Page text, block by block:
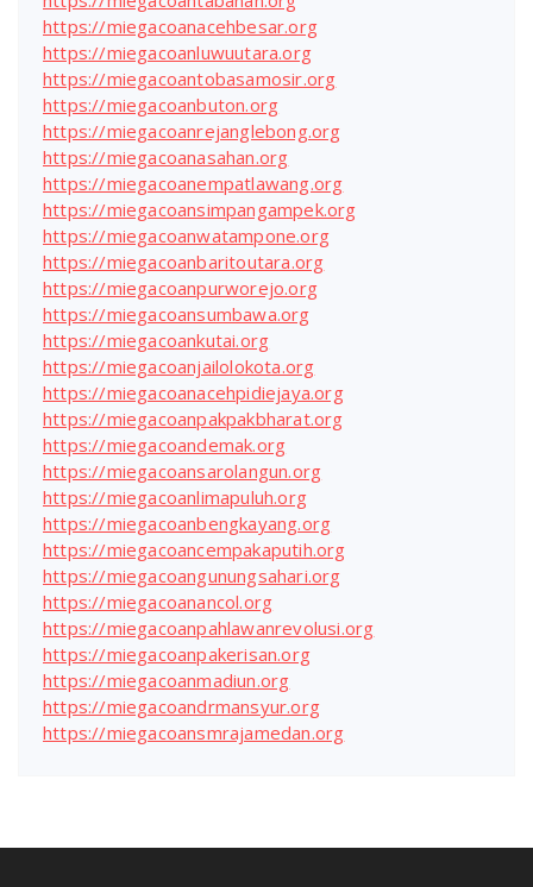
https://miegacoanacehbesar.org
https://miegacoanluwuutara.org
https://miegacoantobasamosir.org
https://miegacoanbuton.org
https://miegacoanrejanglebong.org
https://miegacoanasahan.org
https://miegacoanempatlawang.org
https://miegacoansimpangampek.org
https://miegacoanwatampone.org
https://miegacoanbaritoutara.org
https://miegacoanpurworejo.org
https://miegacoansumbawa.org
https://miegacoankutai.org
https://miegacoanjailolokota.org
https://miegacoanacehpidiejaya.org
https://miegacoanpakpakbharat.org
https://miegacoandemak.org
https://miegacoansarolangun.org
https://miegacoanlimapuluh.org
https://miegacoanbengkayang.org
https://miegacoancempakaputih.org
https://miegacoangunungsahari.org
https://miegacoanancol.org
https://miegacoanpahlawanrevolusi.org
https://miegacoanpakerisan.org
https://miegacoanmadiun.org
https://miegacoandrmansyur.org
https://miegacoansmrajamedan.org